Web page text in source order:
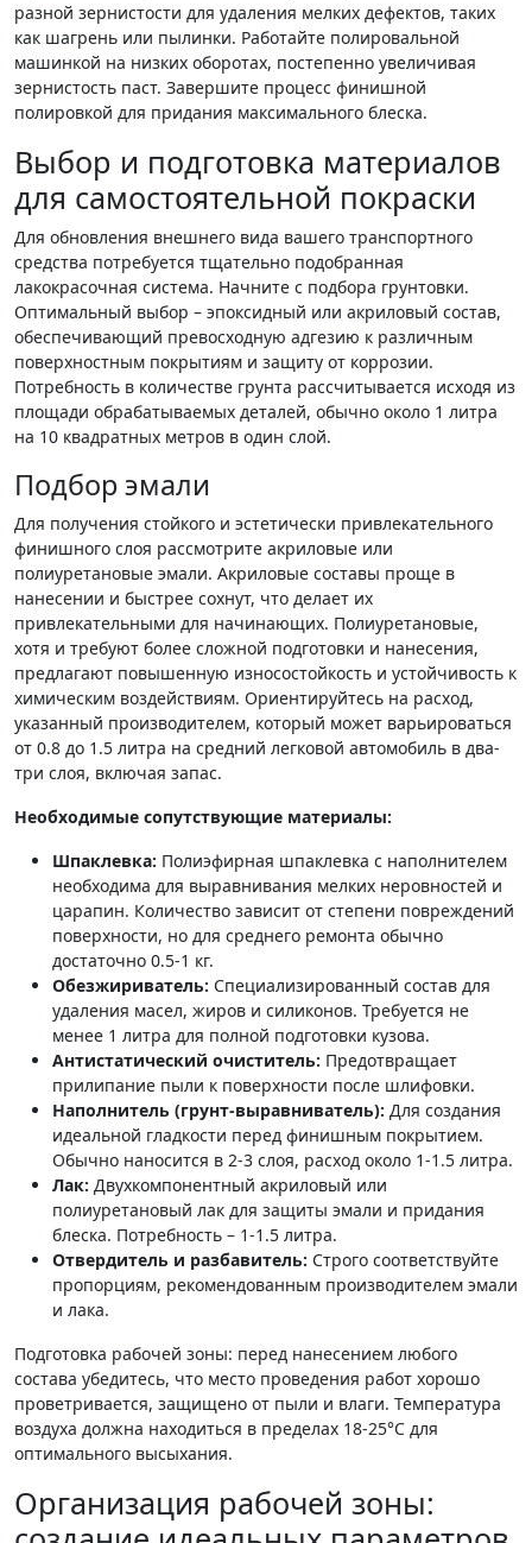
разной зернистости для удаления мелких дефектов, таких
как шагрень или пылинки. Работайте полировальной
машинкой на низких оборотах, постепенно увеличивая
зернистость паст. Завершите процесс финишной
полировкой для придания максимального блеска.
Выбор и подготовка материалов
для самостоятельной покраски
Для обновления внешнего вида вашего транспортного
средства потребуется тщательно подобранная
лакокрасочная система. Начните с подбора грунтовки.
Оптимальный выбор – эпоксидный или акриловый состав,
обеспечивающий превосходную адгезию к различным
поверхностным покрытиям и защиту от коррозии.
Потребность в количестве грунта рассчитывается исходя из
площади обрабатываемых деталей, обычно около 1 литра
на 10 квадратных метров в один слой.
Подбор эмали
Для получения стойкого и эстетически привлекательного
финишного слоя рассмотрите акриловые или
полиуретановые эмали. Акриловые составы проще в
нанесении и быстрее сохнут, что делает их
привлекательными для начинающих. Полиуретановые,
хотя и требуют более сложной подготовки и нанесения,
предлагают повышенную износостойкость и устойчивость к
химическим воздействиям. Ориентируйтесь на расход,
указанный производителем, который может варьироваться
от 0.8 до 1.5 литра на средний легковой автомобиль в два-
три слоя, включая запас.
Необходимые сопутствующие материалы:
Шпаклевка: Полиэфирная шпаклевка с наполнителем
необходима для выравнивания мелких неровностей и
царапин. Количество зависит от степени повреждений
поверхности, но для среднего ремонта обычно
достаточно 0.5-1 кг.
Обезжириватель: Специализированный состав для
удаления масел, жиров и силиконов. Требуется не
менее 1 литра для полной подготовки кузова.
Антистатический очиститель: Предотвращает
прилипание пыли к поверхности после шлифовки.
Наполнитель (грунт-выравниватель): Для создания
идеальной гладкости перед финишным покрытием.
Обычно наносится в 2-3 слоя, расход около 1-1.5 литра.
Лак: Двухкомпонентный акриловый или
полиуретановый лак для защиты эмали и придания
блеска. Потребность – 1-1.5 литра.
Отвердитель и разбавитель: Строго соответствуйте
пропорциям, рекомендованным производителем эмали
и лака.
Подготовка рабочей зоны: перед нанесением любого
состава убедитесь, что место проведения работ хорошо
проветривается, защищено от пыли и влаги. Температура
воздуха должна находиться в пределах 18-25°C для
оптимального высыхания.
Организация рабочей зоны: